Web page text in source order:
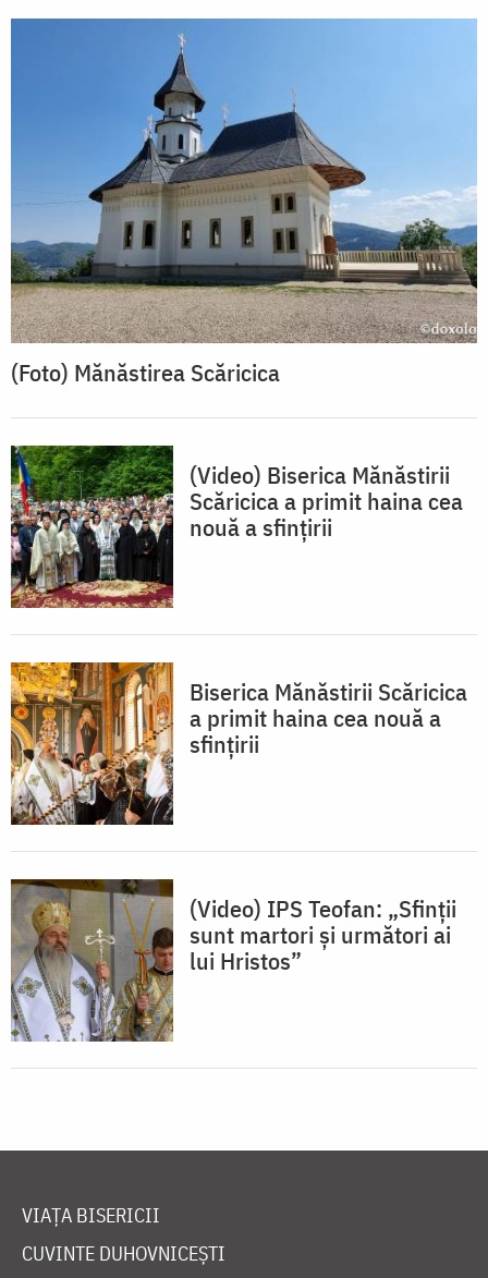
(Foto) Mănăstirea Scăricica
(Video) Biserica Mănăstirii
Scăricica a primit haina cea
nouă a sfințirii
Biserica Mănăstirii Scăricica
a primit haina cea nouă a
sfințirii
(Video) IPS Teofan: „Sfinții
sunt martori și următori ai
lui Hristos”
VIAȚA BISERICII
CUVINTE DUHOVNICEȘTI